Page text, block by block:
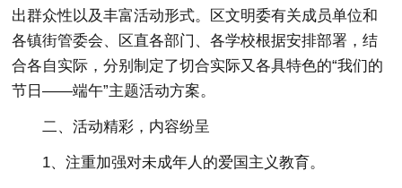
出群众性以及丰富活动形式。区文明委有关成员单位和
各镇街管委会、区直各部门、各学校根据安排部署，结
合各自实际，分别制定了切合实际又各具特色的“我们的
节日——端午”主题活动方案。
二、活动精彩，内容纷呈
1、注重加强对未成年人的爱国主义教育。